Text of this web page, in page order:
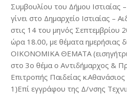
Συμβουλίου του Δήμου Ιστιαίας
γίνει στο Δημαρχείο Ιστιαίας –
στις 14 του μηνός Σεπτεμβρίου
ώρα 18.00, με θέματα ημερήσιας
ΟΙΚΟΝΟΜΙΚΑ ΘΕΜΑΤΑ
στο 3ο θέμα ο Αντιδήμαρχος &
Επιτροπής Παιδείας
1)Επί εγγράφου της Δ/νσης